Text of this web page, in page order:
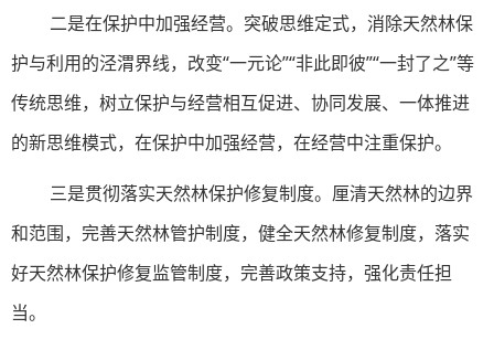
二是在保护中加强经营。突破思维定式，消除天然林保
护与利用的泾渭界线，改变“一元论”“非此即彼”“一封了之”等
传统思维，树立保护与经营相互促进、协同发展、一体推进
的新思维模式，在保护中加强经营，在经营中注重保护。
三是贯彻落实天然林保护修复制度。厘清天然林的边界
和范围，完善天然林管护制度，健全天然林修复制度，落实
好天然林保护修复监管制度，完善政策支持，强化责任担
当。